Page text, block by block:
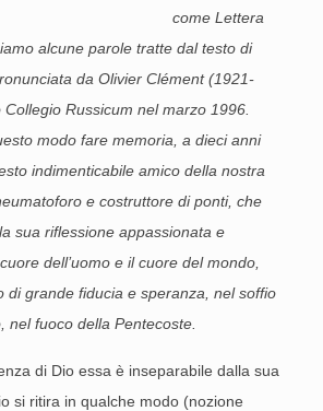
come Lettera
alcune parole tratte dal testo di
da Olivier Clément (1921-
Russicum nel marzo 1996.
modo fare memoria, a dieci anni
indimenticabile amico della nostra
e costruttore di ponti, che
sua riflessione appassionata e
dell’uomo e il cuore del mondo,
di grande fiducia e speranza, nel soffio
nel fuoco della Pentecoste.
di Dio essa è inseparabile dalla sua
si ritira in qualche modo (nozione